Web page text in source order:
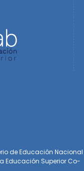
de Educación Nacional
Educación Superior Co-